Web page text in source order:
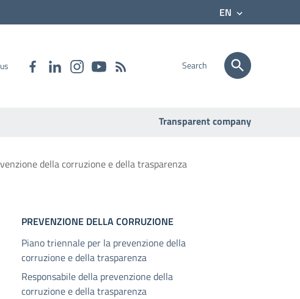
EN
Search
Transparent company
della corruzione e della trasparenza
PREVENZIONE DELLA CORRUZIONE
Piano triennale per la prevenzione della
corruzione e della trasparenza
Responsabile della prevenzione della
corruzione e della trasparenza